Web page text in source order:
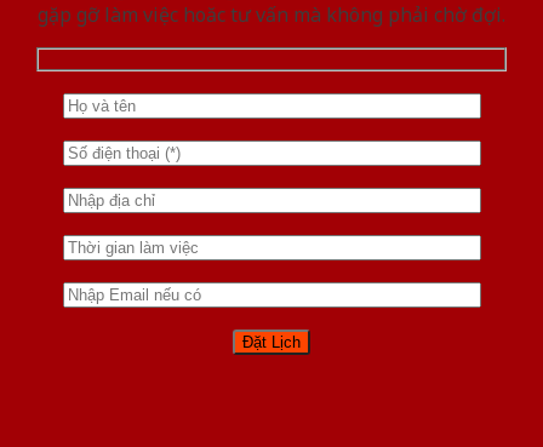
gặp gỡ làm việc hoăc tư vấn mà không phải chờ đợi.